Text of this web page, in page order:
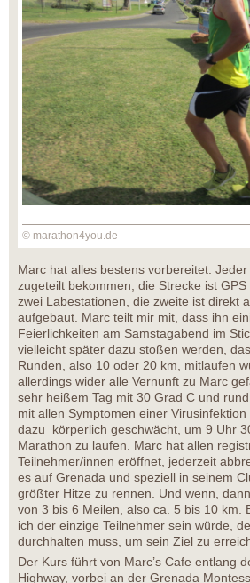
© marathon4you.de
Marc hat alles bestens vorbereitet.
zugeteilt bekommen, die Strecke ist
zwei Labestationen, die zweite ist direkt
aufgebaut. Marc teilt mir mit, dass ihn
Feierlichkeiten am Samstagabend im
vielleicht später dazu stoßen werden,
Runden, also 10 oder 20 km, mitlaufen
allerdings wider alle Vernunft zu Marc
sehr heißem Tag mit 30 Grad C und
mit allen Symptomen einer
dazu körperlich geschwächt, um 9 Uhr
Marathon zu laufen. Marc hat allen
Teilnehmer/innen eröffnet, jederzeit
es auf Grenada und speziell in seinem
größter Hitze zu rennen. Und wenn,
von 3 bis 6 Meilen, also ca. 5 bis 10 km.
ich der einzige Teilnehmer sein würde,
durchhalten muss, um sein Ziel zu
Der Kurs führt von Marc’s Cafe entlang
Highway, vorbei an der Grenada